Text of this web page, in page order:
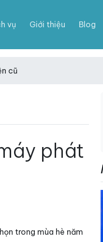
vụ Giới thiệu Blog
cũ
phát
trong mùa hè năm